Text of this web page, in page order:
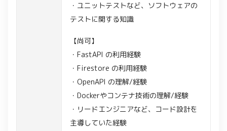
・ユニットテストなど、ソフトウェアの
テストに関する知識
【尚可】
・FastAPI の利用経験
・Firestore の利用経験
・OpenAPI の理解/経験
・Dockerやコンテナ技術の理解/経験
・リードエンジニアなど、コード設計を
主導していた経験